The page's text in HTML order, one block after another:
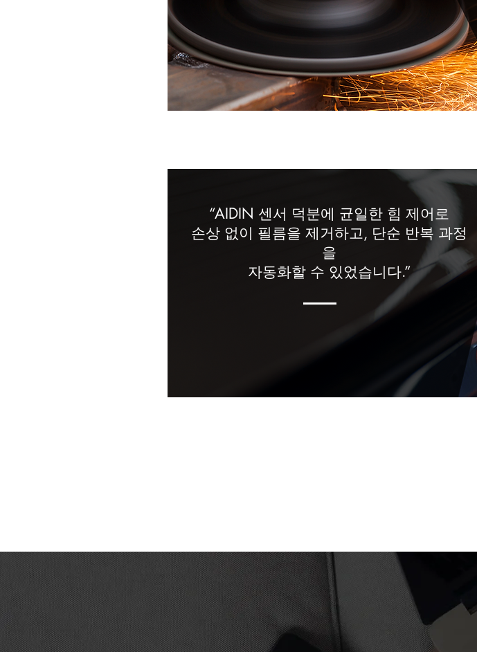
“AIDIN 센서 덕분에 균일한 힘 제어로
손상 없이 필름을 제거하고, 단순 반복 과정
을
자동화할 수 있었습니다.”